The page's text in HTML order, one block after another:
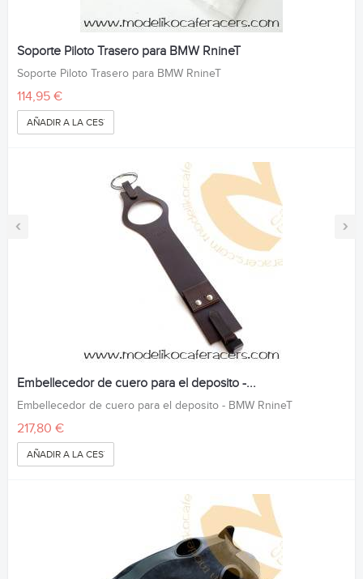
‹ ›
Soporte Piloto Trasero para BMW RnineT
Soporte Piloto Trasero para BMW RnineT
114,95 €
AÑADIR A LA CESTA
Embellecedor de cuero para el deposito -...
Embellecedor de cuero para el deposito - BMW RnineT
217,80 €
AÑADIR A LA CESTA